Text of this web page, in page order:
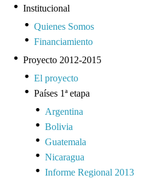
Institucional
Quienes Somos
Financiamiento
Proyecto 2012-2015
El proyecto
Países 1ª etapa
Argentina
Bolivia
Guatemala
Nicaragua
Informe Regional 2013